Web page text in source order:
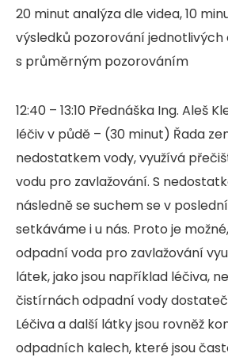
20 minut analýza dle videa, 10
výsledků pozorování
s průměrným pozorováním
12:40 – 13:10 Přednáška Ing. Aleš
léčiv v půdě – (30 minut) Řada
nedostatkem vody, využívá
vodu pro zavlažování. S
následně se suchem se v
setkáváme i u nás. Proto je
odpadní voda pro zavlažování
látek, jako jsou například léčiva,
čistírnách odpadní vody
Léčiva a další látky jsou rovněž
odpadních kalech, které jsou